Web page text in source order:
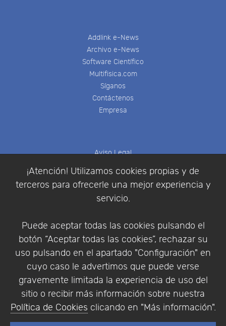
¡Atención! Utilizamos cookies propias y de
terceros para ofrecerle una mejor experiencia y
servicio.
Puede aceptar todas las cookies pulsando el
botón “Aceptar todas las cookies”, rechazar su
uso pulsando en el apartado "Configuración" en
cuyo caso le advertimos que puede verse
gravemente limitada la experiencia de uso del
sitio o recibir más información sobre nuestra
Política de Cookies clicando en "Más información".
Addlink e-News
Archivo e-News
Software Científico
Multifisica.com
Síganos
Contáctenos
Empresa
Aviso Legal
Política de Privacidad
Condiciones de compra
Identificarse
Empresa|Aviso Legal| Política de Privacidad |
Política de Cookies
© Copyright 1994 - 2026. Addlink Software
Científico, S.L.